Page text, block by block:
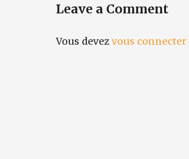
Leave a Comment
Vous devez vous connecter